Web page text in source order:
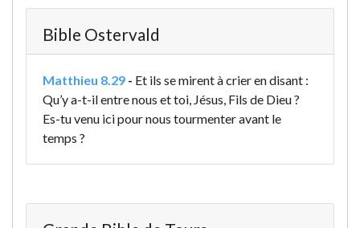
Bible Ostervald
Matthieu 8.29 - Et ils se mirent à crier en disant :
Qu’y a-t-il entre nous et toi, Jésus, Fils de Dieu ?
Es-tu venu ici pour nous tourmenter avant le
temps ?